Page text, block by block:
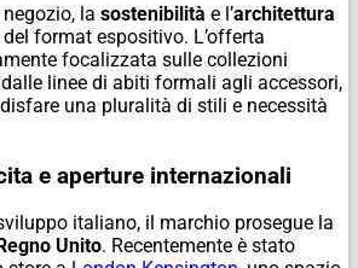
la sostenibilità e l’architettura
format espositivo. L’offerta
focalizzata sulle collezioni
linee di abiti formali agli accessori,
una pluralità di stili e necessità
e aperture internazionali
italiano, il marchio prosegue la
Regno Unito. Recentemente è stato